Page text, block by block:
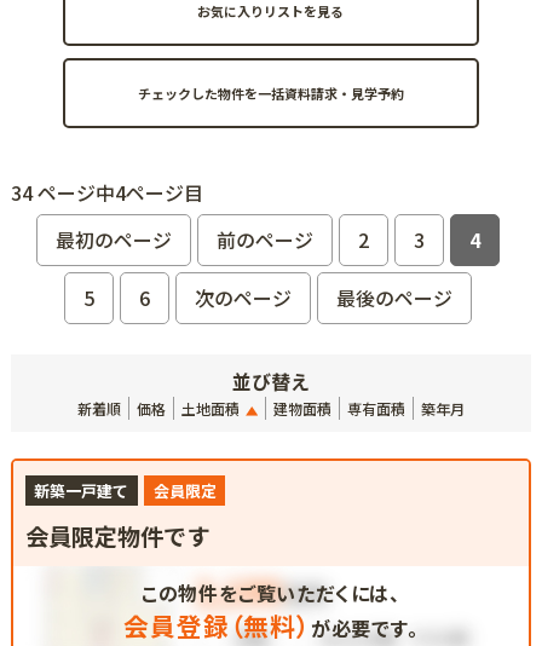
お気に入りリストを見る
34 ページ中4ページ目
最初のページ
前のページ 2 3
4
5
6 次のページ 最後のページ
並び替え
新着順 価格 土地面積 建物面積 専有面積 築年月
新築一戸建て 会員限定
会員限定物件です
この物件をご覧いただくには、
会員登録（無料） が必要です。